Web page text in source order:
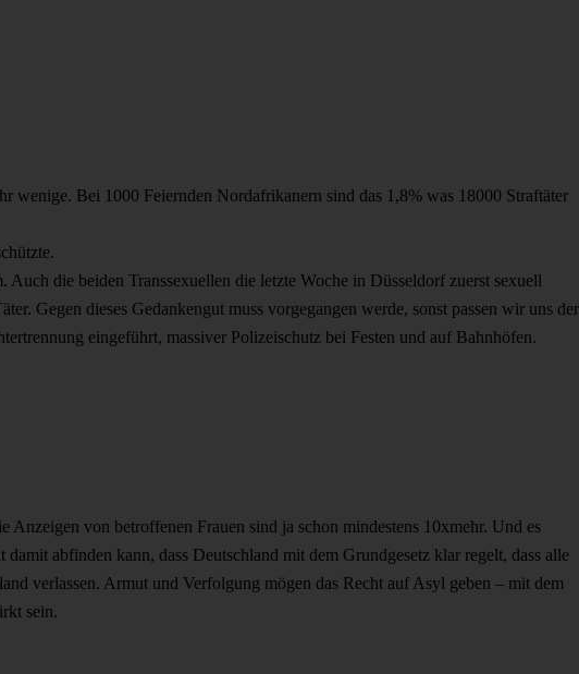
wenige. Bei 1000 Feiernden Nordafrikanern sind das 1,8% was 18000 Straftäter
die beiden Transsexuellen die letzte Woche in Düsseldorf zuerst sexuell
Gegen dieses Gedankengut muss vorgegangen werde, sonst passen wir uns der
eingeführt, massiver Polizeischutz bei Festen und auf Bahnhöfen.
von betroffenen Frauen sind ja schon mindestens 10xmehr. Und es
abfinden kann, dass Deutschland mit dem Grundgesetz klar regelt, dass alle
verlassen. Armut und Verfolgung mögen das Recht auf Asyl geben – mit dem
sein.